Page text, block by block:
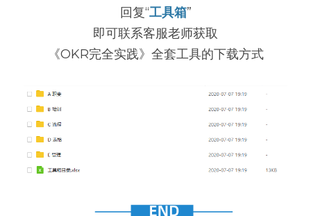
回复“工具箱”
即可联系客服老师获取
《OKR完全实践》全套工具的下载方式